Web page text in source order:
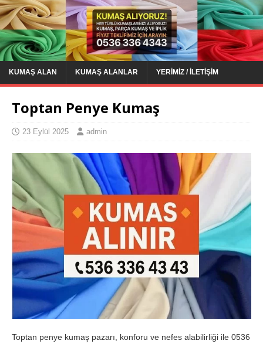
KUMAŞ ALAN KUMAŞ ALANLAR YERIMIZ / İLETIŞIM
Toptan Penye Kumaş
23 Eylül 2025 admin
Toptan penye kumaş pazarı, konforu ve nefes alabilirliği ile 0536